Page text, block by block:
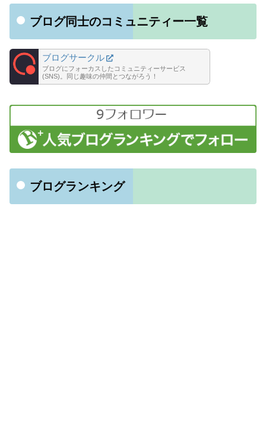
ブログ同士のコミュニティー一覧
ブログサークル
ブログにフォーカスしたコミュニティーサービス
(SNS)。同じ趣味の仲間とつながろう！
ブログランキング